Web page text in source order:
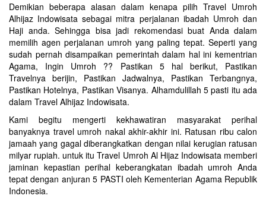
Demikian beberapa alasan dalam kenapa pilih Travel Umroh
Alhijaz Indowisata sebagai mitra perjalanan ibadah Umroh dan
Haji anda. Sehingga bisa jadi rekomendasi buat Anda dalam
memilih agen perjalanan umroh yang paling tepat. Seperti yang
sudah pernah disampaikan pemerintah dalam hal ini kementrian
Agama, Ingin Umroh ?? Pastikan 5 hal berikut, Pastikan
Travelnya berijin, Pastikan Jadwalnya, Pastikan Terbangnya,
Pastikan Hotelnya, Pastikan Visanya. Alhamdulillah 5 pasti itu ada
dalam Travel Alhijaz Indowisata.
Kami begitu mengerti kekhawatiran masyarakat perihal
banyaknya travel umroh nakal akhir-akhir ini. Ratusan ribu calon
jamaah yang gagal diberangkatkan dengan nilai kerugian ratusan
milyar rupiah. untuk itu Travel Umroh Al Hijaz Indowisata memberi
jaminan kepastian perihal keberangkatan ibadah umroh Anda
tepat dengan anjuran 5 PASTI oleh Kementerian Agama Republik
Indonesia.